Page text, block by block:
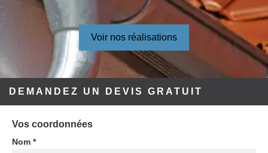
Voir nos réalisations
DEMANDEZ UN DEVIS GRATUIT
Vos coordonnées
Nom *